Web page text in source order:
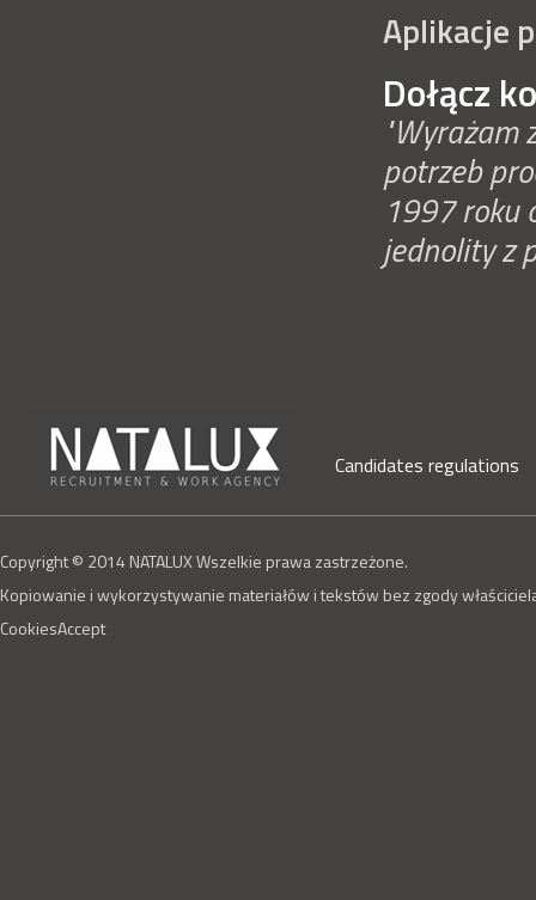
Aplikacje
Dołącz
"Wyrażam
potrzeb
1997 roku
jednolity z
Candidates regulations
Copyright © 2014 NATALUX Wszelkie prawa zastrzeżone.
Kopiowanie i wykorzystywanie materiałów i tekstów bez zgody
CookiesAccept